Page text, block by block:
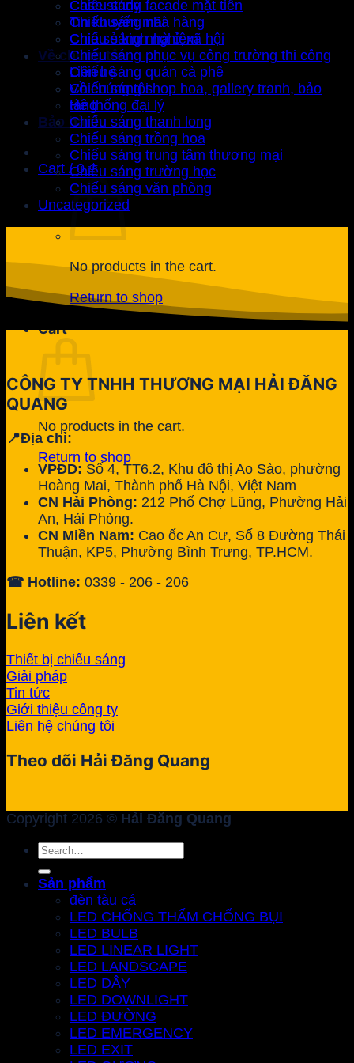
Case study
Tin khuyến mãi
Chia sẻ kinh nghiệm
Về chúng tôi
Liên hệ
Về chúng tôi
Hệ thống đại lý
Bảo hành
Cart /0₫
No products in the cart.
Return to shop
Cart
No products in the cart.
Return to shop
Chiếu sáng facade mặt tiền
Chiếu sáng nhà hàng
Chiếu sáng nhà ở xã hội
Chiếu sáng phục vụ công trường thi công
Chiếu sáng quán cà phê
Chiếu sáng shop hoa, gallery tranh, bảo
tàng
Chiếu sáng thanh long
Chiếu sáng trồng hoa
Chiếu sáng trung tâm thương mại
Chiếu sáng trường học
Chiếu sáng văn phòng
Uncategorized
CÔNG TY TNHH THƯƠNG MẠI HẢI ĐĂNG
QUANG
📍Địa chỉ:
VPĐD:Số 4, TT6.2, Khu đô thị Ao Sào, phường
Hoàng Mai, Thành phố Hà Nội, Việt Nam
CN Hải Phòng: 212 Phố Chợ Lũng, Phường Hải
An, Hải Phòng.
CN Miền Nam: Cao ốc An Cư, Số 8 Đường Thái
Thuận, KP5, Phường Bình Trưng, TP.HCM.
☎ Hotline: 0339 - 206 - 206
Liên kết
Thiết bị chiếu sáng
Giải pháp
Tin tức
Giới thiệu công ty
Liên hệ chúng tôi
Theo dõi Hải Đăng Quang
Copyright 2026 © Hải Đăng Quang
Search
Sản phẩm
đèn tàu cá
LED CHỐNG THẤM CHỐNG BỤI
LED BULB
LED LINEAR LIGHT
LED LANDSCAPE
LED DÂY
LED DOWNLIGHT
LED ĐƯỜNG
LED EMERGENCY
LED EXIT